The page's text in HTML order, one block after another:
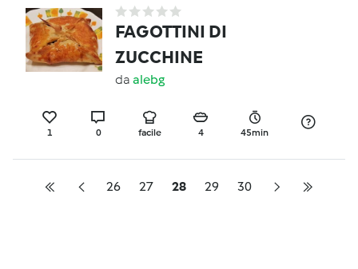
FAGOTTINI DI
ZUCCHINE
da alebg
1 0 facile 4 45min
26 27 28 29 30